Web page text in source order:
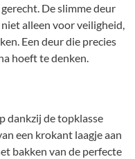
De slimme deur
alleen voor veiligheid,
Een deur die precies
hoeft te denken.
dankzij de topklasse
een krokant laagje aan
bakken van de perfecte